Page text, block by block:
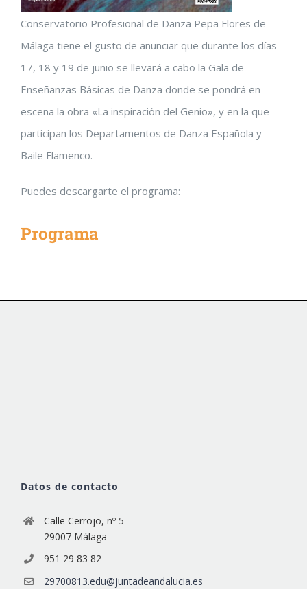
Conservatorio Profesional de Danza Pepa Flores de
Málaga tiene el gusto de anunciar que durante los días
17, 18 y 19 de junio se llevará a cabo la Gala de
Enseñanzas Básicas de Danza donde se pondrá en
escena la obra «La inspiración del Genio», y en la que
participan los Departamentos de Danza Española y
Baile Flamenco.
Puedes descargarte el programa:
Programa
Datos de contacto
Calle Cerrojo, nº 5
29007 Málaga
951 29 83 82
29700813.edu@juntadeandalucia.es